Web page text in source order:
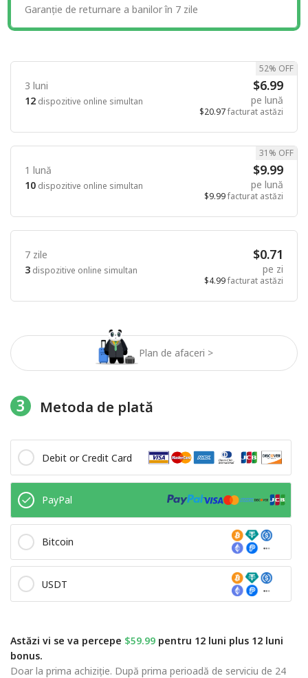
Plan de afaceri >
Garanție de returnare a banilor în 7 zile
3 luni
12 dispozitive online simultan
$6.99
pe lună
$20.97facturat astăzi
52% OFF
1 lună
10 dispozitive online simultan
$9.99
pe lună
$9.99facturat astăzi
31% OFF
7 zile
3 dispozitive online simultan
$0.71
pe zi
$4.99facturat astăzi
3 Metoda de plată
Debit or Credit Card
PayPal
Bitcoin
USDT
Astăzi vi se va percepe $59.99 pentru 12 luni plus 12 luni
bonus.
Doar la prima achiziție. După prima perioadă de serviciu de 24